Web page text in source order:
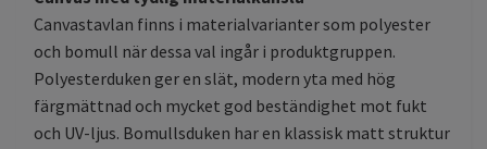
Canvastavlan finns i materialvarianter som polyester
och bomull när dessa val ingår i produktgruppen.
Polyesterduken ger en slät, modern yta med hög
färgmättnad och mycket god beständighet mot fukt
och UV-ljus. Bomullsduken har en klassisk matt struktur